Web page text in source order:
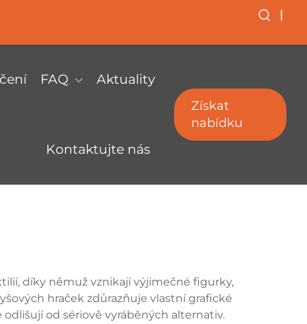
|
FAQ Aktuality
Kontaktujte nás
Získat
nabídku
díky němuž vznikají výjimečné figurky,
hraček zdůrazňuje vlastní grafické
od sériově vyráběných alternativ.